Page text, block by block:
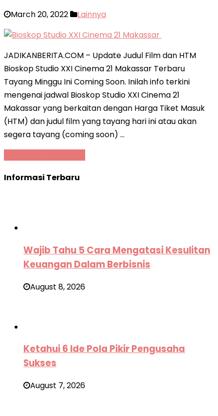
March 20, 2022 Lainnya
JADIKANBERITA.COM – Update Judul Film dan HTM
Bioskop Studio XXI Cinema 21 Makassar Terbaru
Tayang Minggu Ini Coming Soon. Inilah info terkini
mengenai jadwal Bioskop Studio XXI Cinema 21
Makassar yang berkaitan dengan Harga Tiket Masuk
(HTM) dan judul film yang tayang hari ini atau akan
segera tayang (coming soon) …
Informasi Terbaru
Wajib Tahu 5 Cara Mengatasi Kesulitan
Keuangan Dalam Berbisnis
August 8, 2026
Ketahui 6 Ide Pola Pikir Pengusaha
Sukses
August 7, 2026